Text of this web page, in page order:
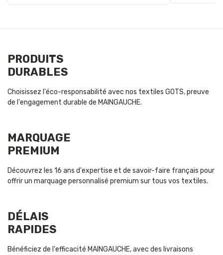
PRODUITS
DURABLES
Choisissez l'éco-responsabilité avec nos textiles GOTS, preuve
de l'engagement durable de MAINGAUCHE.
MARQUAGE
PREMIUM
Découvrez les 16 ans d'expertise et de savoir-faire français pour
offrir un marquage personnalisé premium sur tous vos textiles.
DÉLAIS
RAPIDES
Bénéficiez de l'efficacité MAINGAUCHE, avec des livraisons